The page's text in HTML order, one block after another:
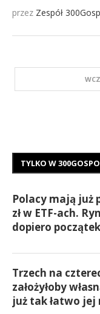
przez Zespół
TYLKO W
Polacy mają już
zł w ETF-ach.
dopiero
Trzech na
założyłoby
już tak łatwo jej